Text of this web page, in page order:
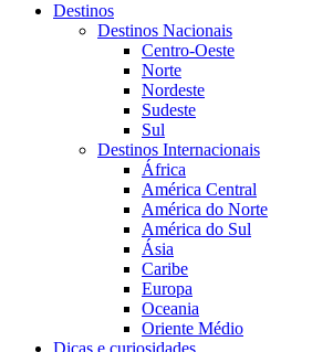
Destinos
Destinos Nacionais
Centro-Oeste
Norte
Nordeste
Sudeste
Sul
Destinos Internacionais
África
América Central
América do Norte
América do Sul
Ásia
Caribe
Europa
Oceania
Oriente Médio
Dicas e curiosidades